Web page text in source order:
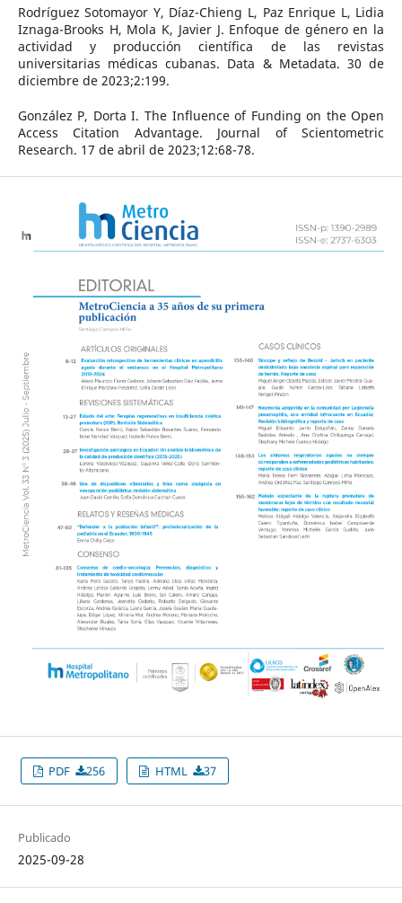
Rodríguez Sotomayor Y, Díaz-Chieng L, Paz Enrique L, Lidia
Iznaga-Brooks H, Mola K, Javier J. Enfoque de género en la
actividad y producción científica de las revistas
universitarias médicas cubanas. Data & Metadata. 30 de
diciembre de 2023;2:199.
González P, Dorta I. The Influence of Funding on the Open
Access Citation Advantage. Journal of Scientometric
Research. 17 de abril de 2023;12:68-78.
PDF 256 HTML 37
Publicado
2025-09-28